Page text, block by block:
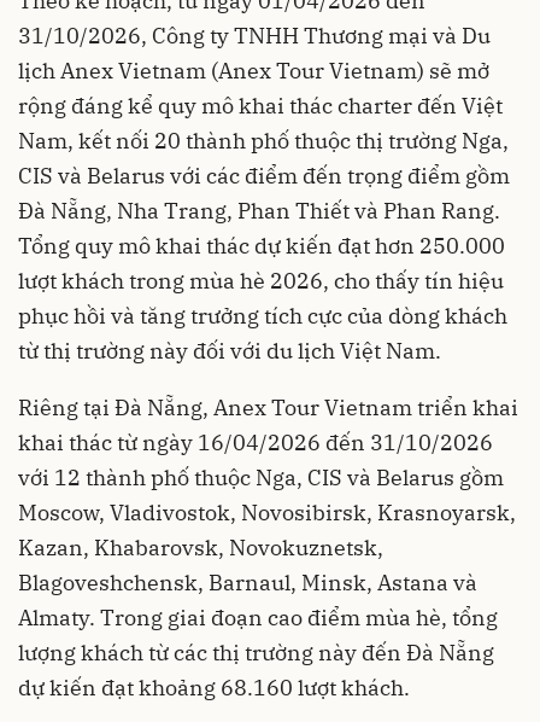
31/10/2026, Công ty TNHH Thương mại và Du
lịch Anex Vietnam (Anex Tour Vietnam) sẽ mở
rộng đáng kể quy mô khai thác charter đến Việt
Nam, kết nối 20 thành phố thuộc thị trường Nga,
CIS và Belarus với các điểm đến trọng điểm gồm
Đà Nẵng, Nha Trang, Phan Thiết và Phan Rang.
Tổng quy mô khai thác dự kiến đạt hơn 250.000
lượt khách trong mùa hè 2026, cho thấy tín hiệu
phục hồi và tăng trưởng tích cực của dòng khách
từ thị trường này đối với du lịch Việt Nam.
Riêng tại Đà Nẵng, Anex Tour Vietnam triển khai
khai thác từ ngày 16/04/2026 đến 31/10/2026
với 12 thành phố thuộc Nga, CIS và Belarus gồm
Moscow, Vladivostok, Novosibirsk, Krasnoyarsk,
Kazan, Khabarovsk, Novokuznetsk,
Blagoveshchensk, Barnaul, Minsk, Astana và
Almaty. Trong giai đoạn cao điểm mùa hè, tổng
lượng khách từ các thị trường này đến Đà Nẵng
dự kiến đạt khoảng 68.160 lượt khách.